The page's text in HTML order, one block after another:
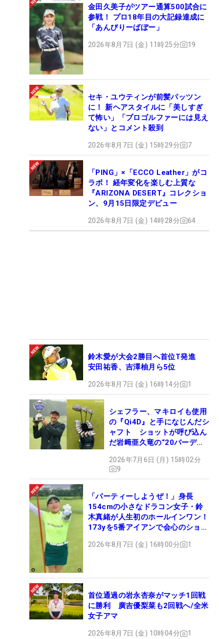
金田久美子がツアー通算500試合に
参戦！ プロ18年目の大記録達成に
「あんびりーばぼー」
2026年8月7日 (金) 11時25分 19
セキ・ユウティンが前髪パッツン
に！ 新ヘアスタイルに「美しすぎ
て怖い」「プロゴルファーには見え
ない」とコメント殺到
2026年8月7日 (金) 15時29分 7
「PING」×「ECCO Leather」がコ
ラボ！ 経年変化を楽しむ上質な
『ARIZONA DESERT』コレクショ
ン、9月15日限定デビュー
2026年8月7日 (金) 14時28分 64
鈴木愛が大会2勝目へ首位T発進
安田祐香、吉澤柚月ら5位
2026年8月7日 (金) 16時14分 1
シェフラー、マキロイも使用
の『Qi4D』と手になじんだシ
ャフト ショットが呼び込ん
だ岩﨑亜久竜の“20バーデ
2026年7月6日 (月) 15時02分
9
「パーティーしようぜ！」身長
154cmの小さなドラコン女子・鈴
木真緒が人生初のホールインワン！
173yを5番アイアンで会心のショッ
2026年8月7日 (金) 16時00分 1
首位通過の岩永杏奈がマッチ1回戦
に勝利 廣吉優梨菜も2回戦へ/全米
女子アマ
2026年8月7日 (金) 10時04分 1